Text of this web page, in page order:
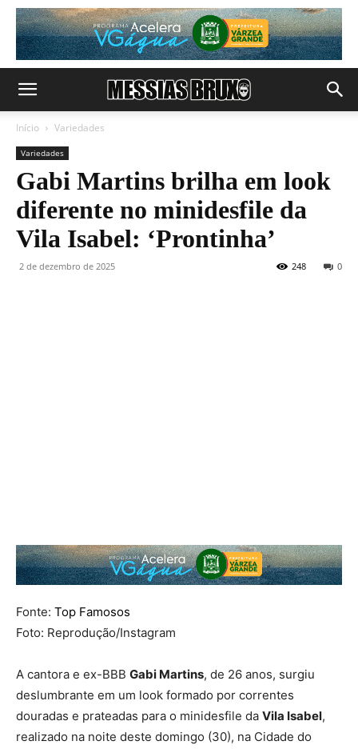
Início Variedades
Variedades
Gabi Martins brilha em look
diferente no minidesfile da
Vila Isabel: ‘Prontinha’
2 de dezembro de 2025 0
248
Fonte: Top Famosos
Foto: Reprodução/Instagram
A cantora e ex-BBB Gabi Martins, de 26 anos, surgiu
deslumbrante em um look formado por correntes
douradas e prateadas para o minidesfile da Vila Isabel,
realizado na noite deste domingo (30), na Cidade do